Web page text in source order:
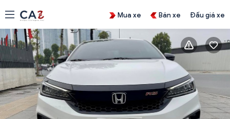
Mua xe Bán xe Đấu giá xe